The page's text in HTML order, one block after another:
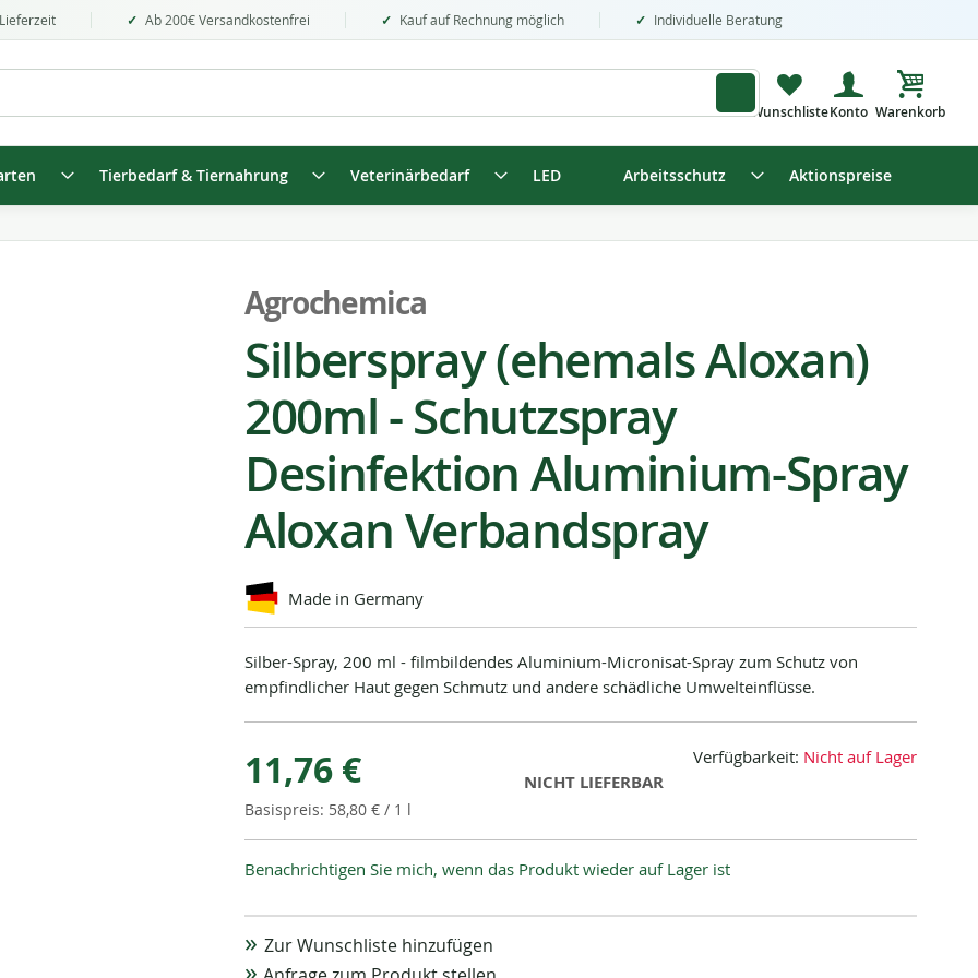
Ab 200€ Versandkostenfrei Kauf auf Rechnung möglich Individuelle Beratung
Mein
Tierbedarf & Tiernahrung Veterinärbedarf LED Arbeitsschutz Aktionspreise
Agrochemica
Silberspray (ehemals Aloxan)
200ml - Schutzspray
Desinfektion Aluminium-Spray
Aloxan Verbandspray
Made in Germany
Silber-Spray, 200 ml - filmbildendes Aluminium-Micronisat-Spray zum Schutz von
empfindlicher Haut gegen Schmutz und andere schädliche Umwelteinflüsse.
11,76 €
58,80 € / 1 l
Verfügbarkeit: Nicht auf Lager
NICHT LIEFERBAR
Benachrichtigen Sie mich, wenn das Produkt wieder auf Lager ist
Zur Wunschliste hinzufügen